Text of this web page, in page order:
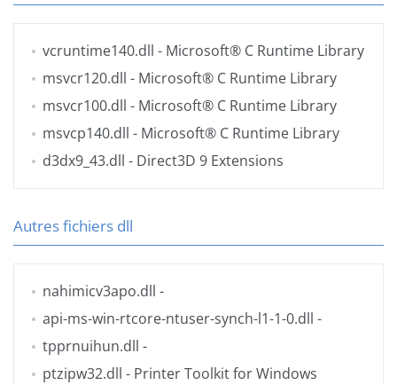
vcruntime140.dll - Microsoft® C Runtime Library
msvcr120.dll - Microsoft® C Runtime Library
msvcr100.dll - Microsoft® C Runtime Library
msvcp140.dll - Microsoft® C Runtime Library
d3dx9_43.dll - Direct3D 9 Extensions
Autres fichiers dll
nahimicv3apo.dll -
api-ms-win-rtcore-ntuser-synch-l1-1-0.dll -
tpprnuihun.dll -
ptzipw32.dll - Printer Toolkit for Windows